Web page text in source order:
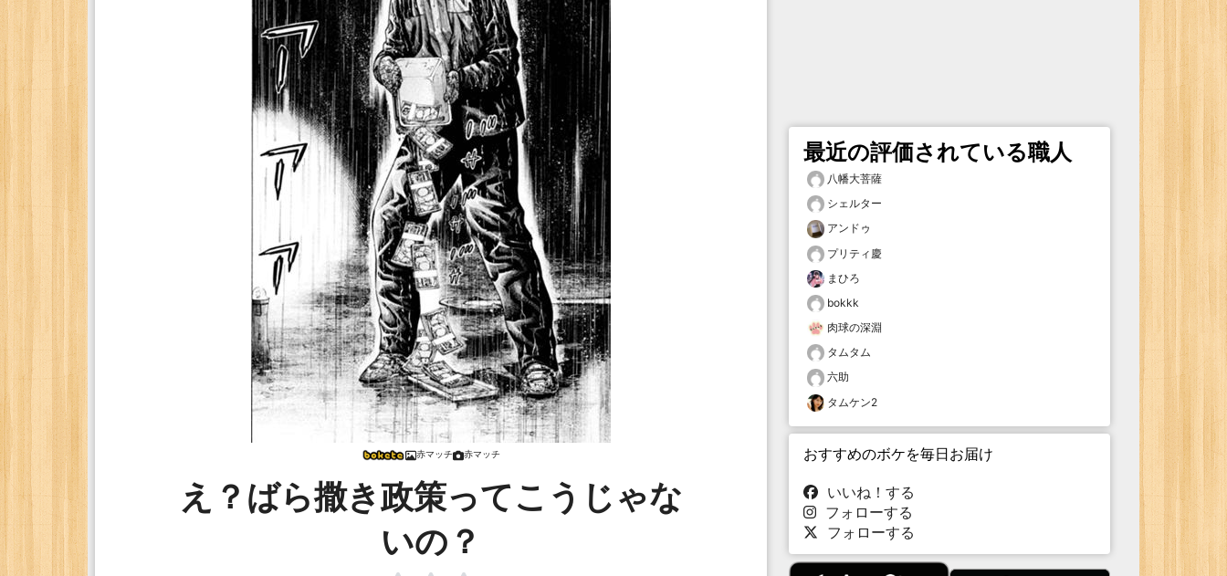
赤マッチ 赤マッチ
え？ばら撒き政策ってこうじゃな
いの？
最近の評価されている職人
八幡大菩薩
シェルター
アンドゥ
プリティ慶
まひろ
bokkk
肉球の深淵
タムタム
六助
タムケン2
おすすめのボケを毎日お届け
いいね！する
フォローする
フォローする